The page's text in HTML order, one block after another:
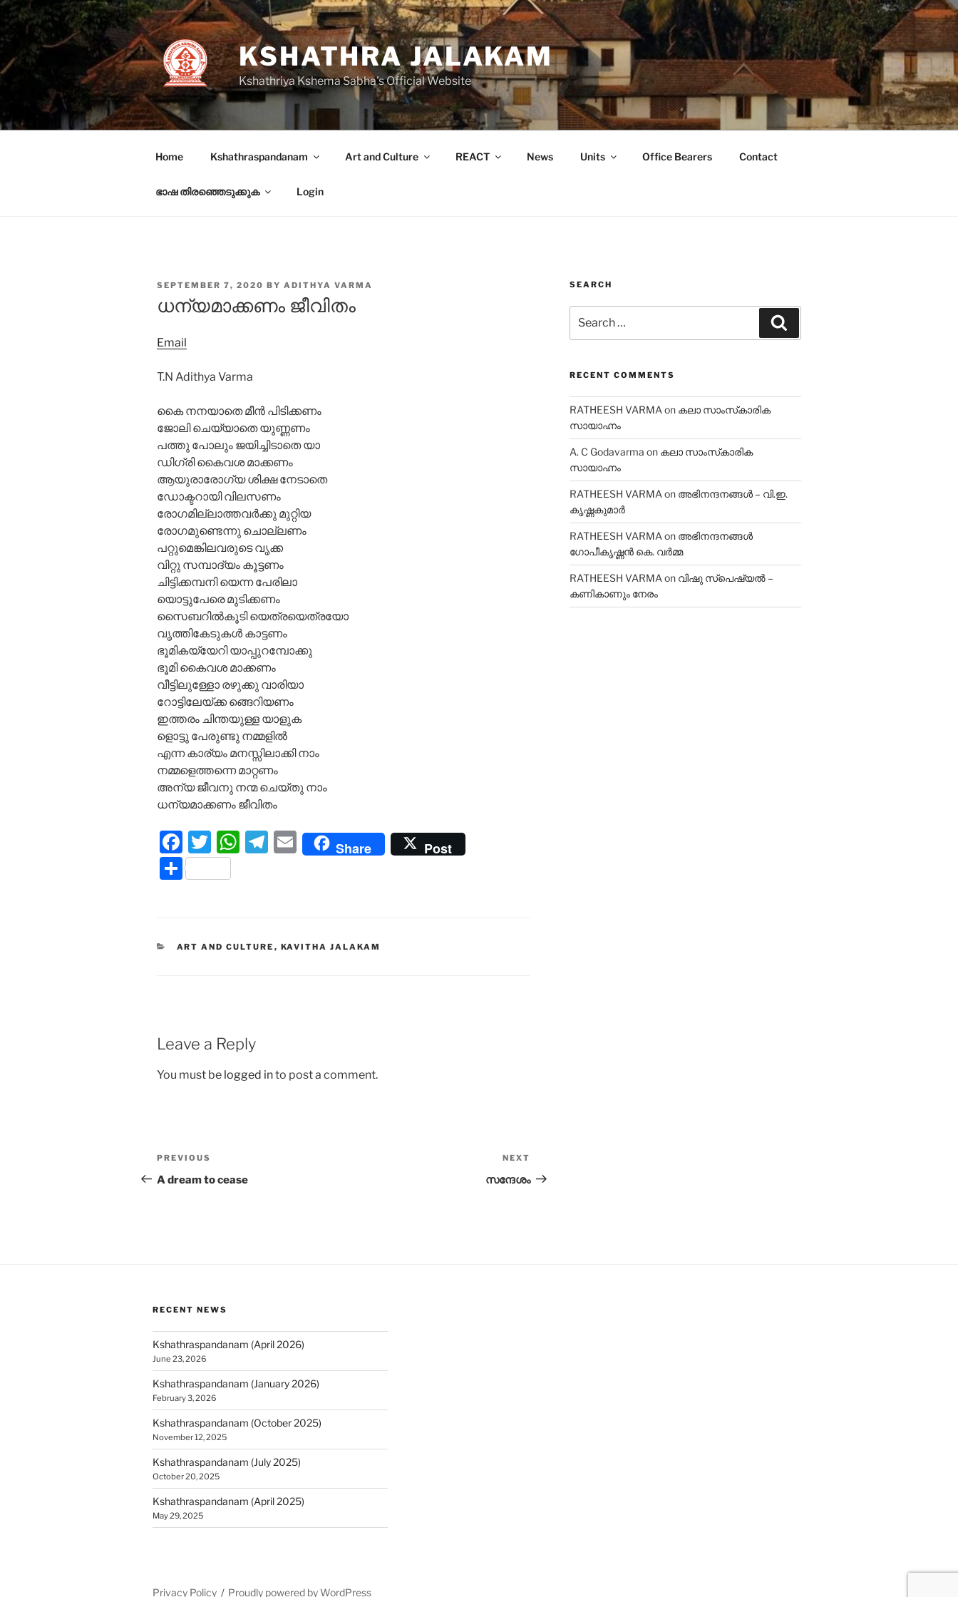
Skip
to
content
KSHATHRA JALAKAM
Kshathriya Kshema Sabha's Official Website
Home Kshathraspandanam Art and Culture REACT News Units Office Bearers Contact
ഭാഷ തിരഞ്ഞെടുക്കുക Login
POSTED
SEPTEMBER 7, 2020 BY ADITHYA VARMA
ധന്യമാക്കണം ജീവിതം
Email
T.N Adithya Varma
കൈ നനയാതെ മീൻ പിടിക്കണം
ജോലി ചെയ്യാതെ യുണ്ണണം
പത്തു പോലും ജയിച്ചിടാതെ യാ
ഡിഗ്രി കൈവശ മാക്കണം
ആയുരാരോഗ്യ ശിക്ഷ നേടാതെ
ഡോക്ടറായി വിലസണം
രോഗമില്ലാത്തവർക്കു മുറ്റിയ
രോഗമുണ്ടെന്നു ചൊല്ലണം
പറ്റുമെങ്കിലവരുടെ വൃക്ക
വിറ്റു സമ്പാദ്യം കൂട്ടണം
ചിട്ടിക്കമ്പനി യെന്ന പേരിലാ
യൊട്ടുപേരെ മുടിക്കണം
സൈബറിൽകൂടി യെത്രയെത്രയോ
വൃത്തികേടുകൾ കാട്ടണം
ഭൂമികയ്യേറി യാപ്പുറമ്പോക്കു
ഭൂമി കൈവശ മാക്കണം
വീട്ടിലുള്ളോ രഴുക്കു വാരിയാ
റോട്ടിലേയ്ക്ക ങ്ങെറിയണം
ഇത്തരം ചിന്തയുള്ള യാളുക
ളൊട്ടു പേരുണ്ടു നമ്മളിൽ
എന്ന കാര്യം മനസ്സിലാക്കി നാം
നമ്മളെത്തന്നെ മാറ്റണം
അന്യ ജീവനു നന്മ ചെയ്തു നാം
ധന്യമാക്കണം ജീവിതം
F
a
c
o
T
w
itt
W
p
T
m
E
m
Share Post
S
e
CATEGORIES
ART AND CULTURE , KAVITHA JALAKAM
Leave a Reply
You must be logged into post a comment.
Post
navigation
Previous
Post
PREVIOUS
A dream to cease
Post
NEXT
സന്ദേശം
SEARCH
for:
RECENT COMMENTS
RATHEESH VARMA on കലാ സാംസ്‌കാരിക
സായാഹ്നം
A. C Godavarma on കലാ സാംസ്‌കാരിക
സായാഹ്നം
RATHEESH VARMA on അഭിനന്ദനങ്ങൾ – വി.ഇ.
കൃഷ്ണകുമാർ
RATHEESH VARMA on അഭിനന്ദനങ്ങൾ
ഗോപീകൃഷ്ണൻ കെ. വർമ്മ
RATHEESH VARMA on വിഷു സ്പെഷ്യൽ –
കണികാണും നേരം
RECENT NEWS
Kshathraspandanam (April 2026)
June 23, 2026
Kshathraspandanam (January 2026)
February 3, 2026
Kshathraspandanam (October 2025)
November 12, 2025
Kshathraspandanam (July 2025)
October 20, 2025
Kshathraspandanam (April 2025)
May 29, 2025
Privacy Policy Proudly powered by WordPress